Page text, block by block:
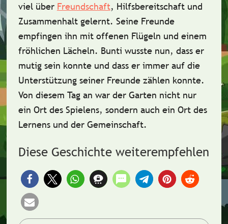
viel über Freundschaft, Hilfsbereitschaftund
Zusammenhaltgelernt. Seine Freunde
empfingen ihn mit offenen Flügeln und einem
fröhlichen Lächeln. Bunti wusste nun, dass er
mutig sein konnte und dass er immer auf die
Unterstützung seiner Freunde zählen konnte.
Von diesem Tag an war der Garten nicht nur
ein Ort des Spielens, sondern auch ein Ort des
Lernens und der Gemeinschaft.
Diese Geschichte weiterempfehlen